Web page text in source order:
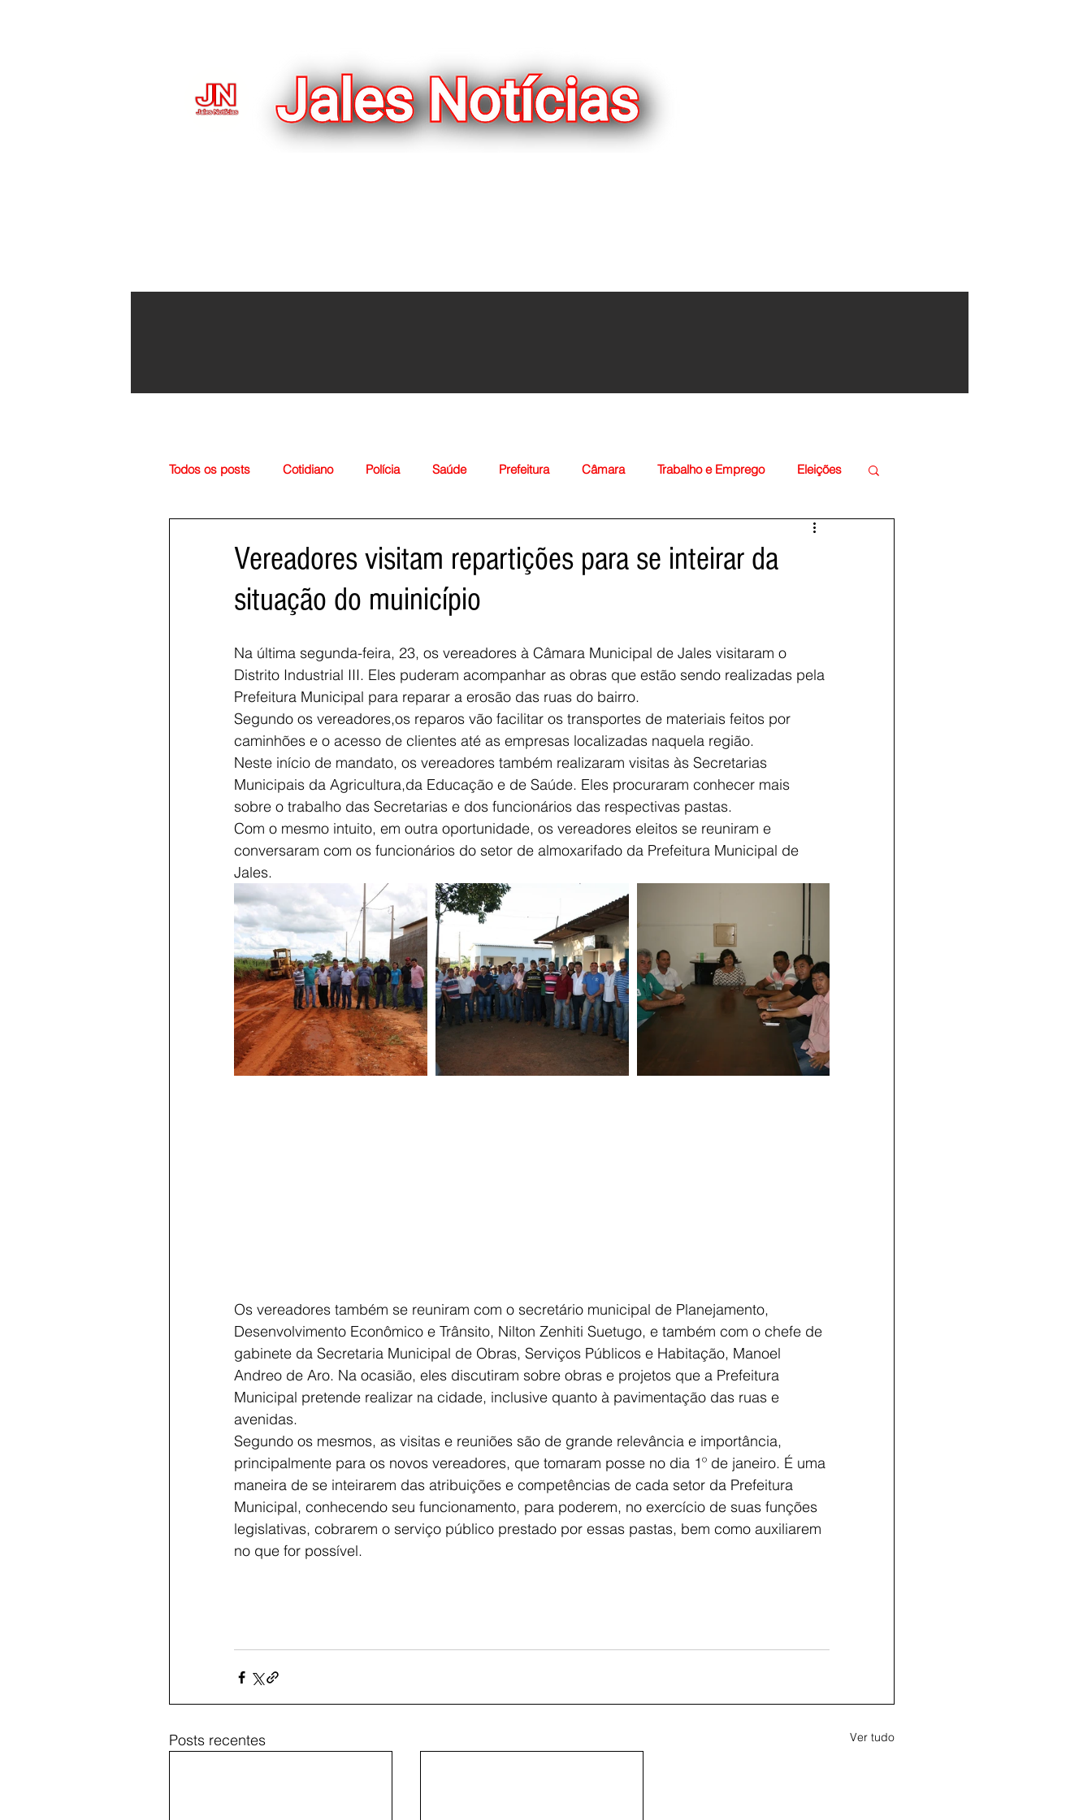
Voltar
Todos os posts Cotidiano Polícia Saúde Prefeitura Câmara Trabalho e Emprego Eleições
Vereadores visitam repartições para se inteirar da
situação do muinicípio
Na última segunda-feira, 23, os vereadores à Câmara Municipal de Jales visitaram o
Distrito Industrial III. Eles puderam acompanhar as obras que estão sendo realizadas pela
Prefeitura Municipal para reparar a erosão das ruas do bairro.
Segundo os vereadores,os reparos vão facilitar os transportes de materiais feitos por
caminhões e o acesso de clientes até as empresas localizadas naquela região.
Neste início de mandato, os vereadores também realizaram visitas às Secretarias
Municipais da Agricultura,da Educação e de Saúde. Eles procuraram conhecer mais
sobre o trabalho das Secretarias e dos funcionários das respectivas pastas.
Com o mesmo intuito, em outra oportunidade, os vereadores eleitos se reuniram e
conversaram com os funcionários do setor de almoxarifado da Prefeitura Municipal de
Jales.
Os vereadores também se reuniram com o secretário municipal de Planejamento,
Desenvolvimento Econômico e Trânsito, Nilton Zenhiti Suetugo, e também com o chefe de
gabinete da Secretaria Municipal de Obras, Serviços Públicos e Habitação, Manoel
Andreo de Aro. Na ocasião, eles discutiram sobre obras e projetos que a Prefeitura
Municipal pretende realizar na cidade, inclusive quanto à pavimentação das ruas e
avenidas.
Segundo os mesmos, as visitas e reuniões são de grande relevância e importância,
principalmente para os novos vereadores, que tomaram posse no dia 1º de janeiro. É uma
maneira de se inteirarem das atribuições e competências de cada setor da Prefeitura
Municipal, conhecendo seu funcionamento, para poderem, no exercício de suas funções
legislativas, cobrarem o serviço público prestado por essas pastas, bem como auxiliarem
no que for possível.
Posts recentes Ver tudo